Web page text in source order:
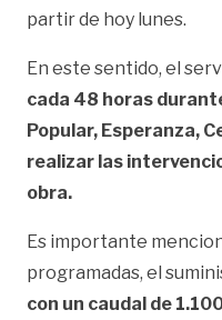
partir de hoy lunes.
En este sentido, el
cada 48 horas
Popular, Esperanza,
realizar las
obra.
Es importante
programadas, el
con un caudal de